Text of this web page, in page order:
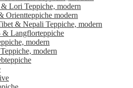
Lori Teppiche, modern
Orientteppiche modern
& Nepali Teppiche, modern
& Langflorteppiche
modern
modern